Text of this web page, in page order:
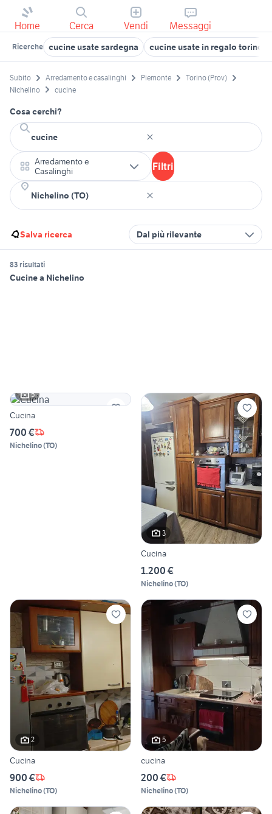
Home Cerca Vendi Messaggi
Ricerche cucine usate sardegna cucine usate in regalo torino
Subito Arredamento e casalinghi Piemonte
Torino (Prov)
Nichelino
cucine
Cosa cerchi?
Arredamento e
Casalinghi
Filtri
Salva ricerca Dal più rilevante
83 risultati
Cucine a Nichelino
5
Cucina
700 €
Nichelino(TO)
3
Cucina
1.200 €
Nichelino(TO)
2
Cucina
900 €
Nichelino(TO)
5
cucina
200 €
Nichelino(TO)